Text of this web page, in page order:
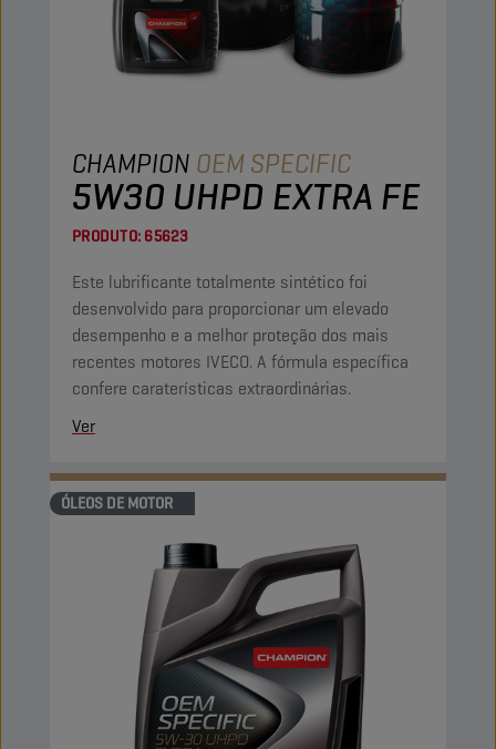
CHAMPION OEM SPECIFIC
5W30 UHPD EXTRA FE
PRODUTO: 65623
Este lubrificante totalmente sintético foi
desenvolvido para proporcionar um elevado
desempenho e a melhor proteção dos mais
recentes motores IVECO. A fórmula específica
confere caraterísticas extraordinárias.
Ver
ÓLEOS DE MOTOR